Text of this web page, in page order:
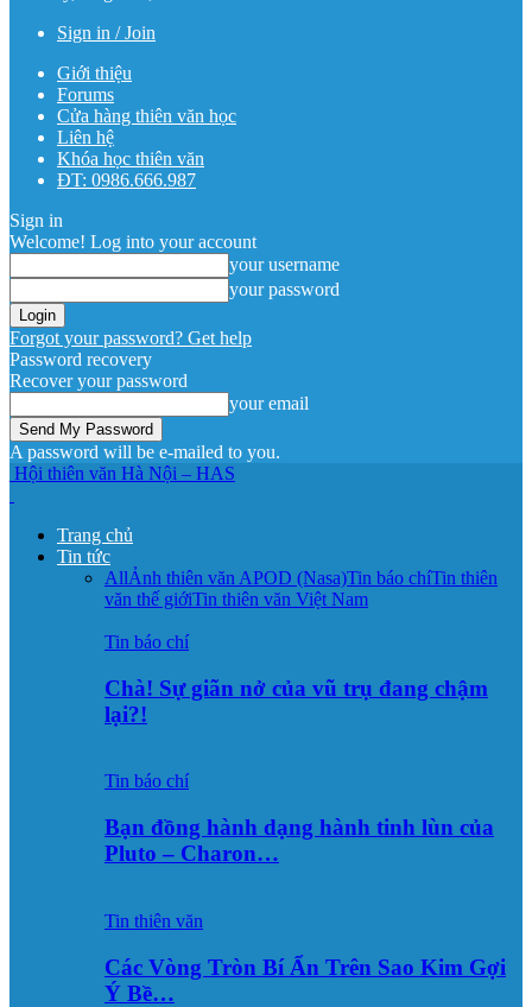
Sign in / Join
Giới thiệu
Forums
Cửa hàng thiên văn học
Liên hệ
Khóa học thiên văn
ĐT: 0986.666.987
Sign in
Welcome! Log into your account
your username
your password
Forgot your password? Get help
Password recovery
Recover your password
your email
A password will be e-mailed to you.
Hội thiên văn Hà Nội – HAS
Trang chủ
Tin tức
AllẢnh thiên văn APOD (Nasa)Tin báo chíTin thiên
văn thế giớiTin thiên văn Việt Nam
Tin báo chí
Chà! Sự giãn nở của vũ trụ đang chậm
lại?!
Tin báo chí
Bạn đồng hành dạng hành tinh lùn của
Pluto – Charon…
Tin thiên văn
Các Vòng Tròn Bí Ẩn Trên Sao Kim Gợi
Ý Bề…